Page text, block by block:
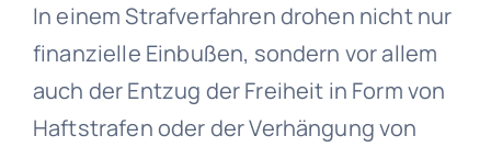
In einem Strafverfahren drohen nicht nur
finanzielle Einbußen, sondern vor allem
auch der Entzug der Freiheit in Form von
Haftstrafen oder der Verhängung von